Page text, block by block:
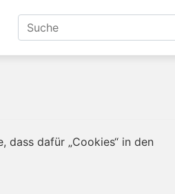
dass dafür „Cookies“ in den